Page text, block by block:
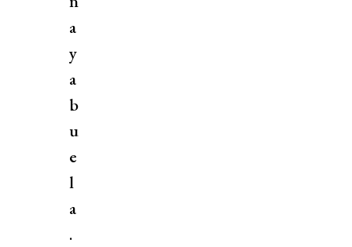
a
y
a
b
u
e
l
a
.